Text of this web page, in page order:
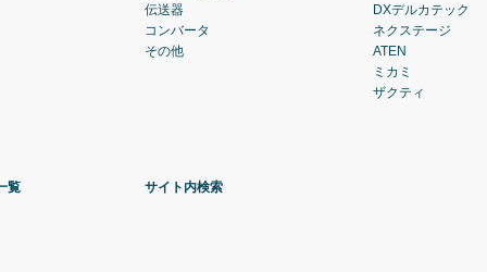
伝送器
コンバータ
その他
DXデルカテック
ネクステージ
ATEN
ミカミ
ザクティ
覧 サイト内検索